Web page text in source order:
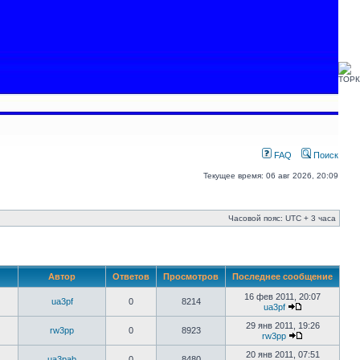
FAQ Поиск
Текущее время: 06 авг 2026, 20:09
Часовой пояс: UTC + 3 часа
Автор Ответов Просмотров Последнее сообщение
ua3pf 0 8214
16 фев 2011, 20:07
ua3pf
rw3pp 0 8923
29 янв 2011, 19:26
rw3pp
20 янв 2011, 07:51